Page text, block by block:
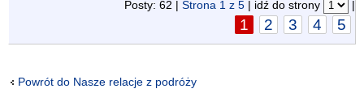
Posty: 62 | Strona 1 z 5 | idź do strony |
1 2 3 4 5
Powrót do Nasze relacje z podróży